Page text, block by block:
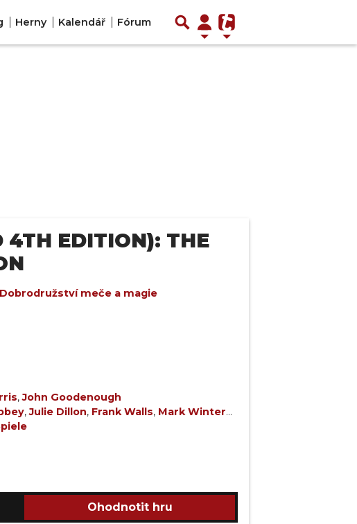
Herny Kalendář Fórum
4TH EDITION): THE
meče a magie
,John Goodenough
,Julie Dillon, Frank Walls, Mark Winters
,Massimiliano Bertolini
David Sourwine,Yulia Startsev,Mark
Ohodnotit hru